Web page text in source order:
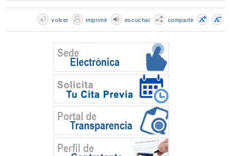
compartir
escuchar
imprimir
volver